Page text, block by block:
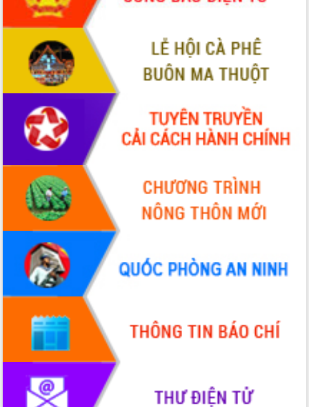
Chuyển đổi số thư viện: Mở rộng
không gian tri thức trong thời đại số
Đánh giá, rút kinh nghiệm công tác tổ
chức diễn tập trước ngày bầu cử
Chương trình “Gặp gỡ hữu nghị –
Friendship Meeting New Year 2026”
Bầu cử Quốc hội và HĐND: Cử tri Đắk
Lắk gửi gắm niềm tin, kỳ vọng vào lá
phiếu
Đắk Lắk sẵn sàng các điều kiện cho
Ngày hội bầu cử đại biểu Quốc hội
khóa XVI và HĐND các cấp nhiệm kỳ
2026-2031
Đảm bảo cuộc bầu cử đại biểu Quốc
hội và đại biểu HĐND các cấp diễn ra
an toàn, hiệu quả, đúng quy định
Thủ tướng Chính phủ Phạm Minh Chính
kiểm tra, chỉ đạo hoàn thành các dự
án cao tốc và thăm khu tái định cư tại
Đắk Lắk
Sôi nổi Hội đua ngựa truyền thống Gò
Thì Thùng mừng Xuân Bính Ngọ 2026
Lãnh đạo tỉnh dâng hương tưởng niệm
tại Đập Đồng Cam đầu Xuân Bính Ngọ
Ngành nông nghiệp phấn đấu tăng
trưởng đạt 5,86% trong năm 2026
UBND tỉnh Đắk Lắk triển khai công tác